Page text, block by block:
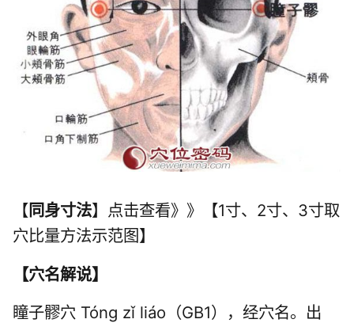
【 同身寸法】点击查看》》【1寸、2寸、3寸取
穴比量方法示范图】
【穴名解说】
瞳子髎穴 Tóng zǐ liáo（GB1），经穴名。出